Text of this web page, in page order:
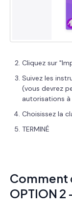
Cliquez sur
Suivez les
(vous devrez
autorisations
Choisissez la
TERMINÉ
Comment
OPTION 2